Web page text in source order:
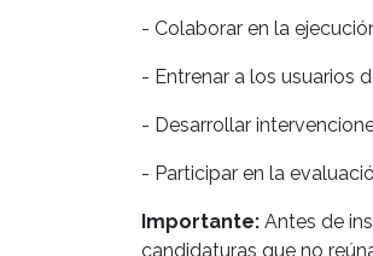
- Colaborar en la
- Entrenar a los usuarios
- Desarrollar
- Participar en la
Importante: Antes de
candidaturas que no